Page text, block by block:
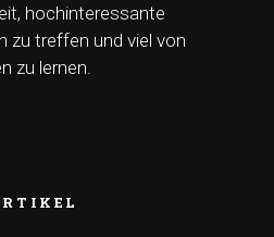
hochinteressante
zu treffen und viel von
zu lernen.